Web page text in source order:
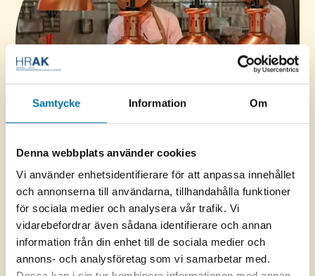
Samtycke Information Om
Denna webbplats använder cookies
Vi använder enhetsidentifierare för att anpassa innehållet
och annonserna till användarna, tillhandahålla funktioner
för sociala medier och analysera vår trafik. Vi
vidarebefordrar även sådana identifierare och annan
information från din enhet till de sociala medier och
annons- och analysföretag som vi samarbetar med.
Den 1 juli 2024 trädde en ny lag i kraft som innebär att
a-kassorna kan behöva lämna ut uppgifter till
myndigheter och a-kassor för att motverka felaktiga
utbetalningar. Det kan också bli aktuellt för a-kassorna
att få uppgifter från andra aktörer.
Det finns redan en begränsad skyldighet idag att